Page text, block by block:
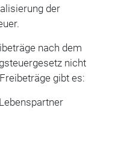
der
nach dem
nicht
gibt es: